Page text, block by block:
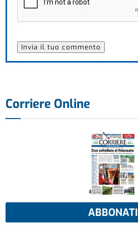
Corriere Online
ABBONATI